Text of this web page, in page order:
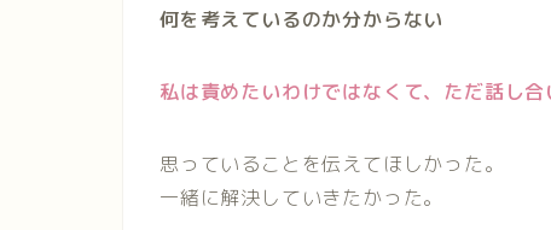
何を考えているのか分からない
私は責めたいわけではなくて、ただ話し合
思っていることを伝えてほしかった。
一緒に解決していきたかった。